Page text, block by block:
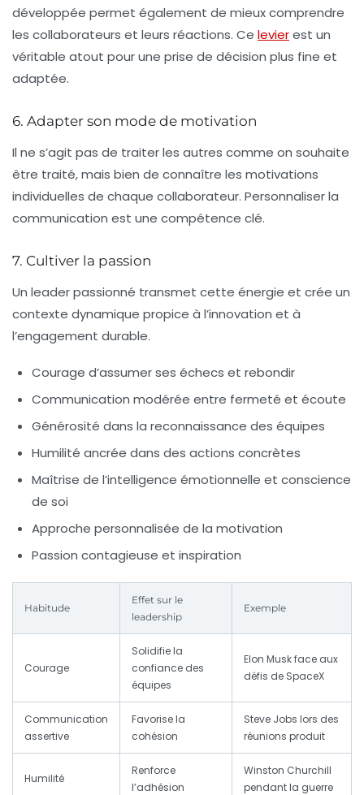
développée permet également de mieux comprendre
les collaborateurs et leurs réactions. Ce levierest un
véritable atout pour une prise de décision plus fine et
adaptée.
6. Adapter son mode de motivation
Il ne s’agit pas de traiter les autres comme on souhaite
être traité, mais bien de connaître les motivations
individuelles de chaque collaborateur. Personnaliser la
communication est une compétence clé.
7. Cultiver la passion
Un leader passionné transmet cette énergie et crée un
contexte dynamique propice à l’innovation et à
l’engagement durable.
Courage d’assumer ses échecs et rebondir
Communication modérée entre fermeté et écoute
Générosité dans la reconnaissance des équipes
Humilité ancrée dans des actions concrètes
Maîtrise de l’intelligence émotionnelle et conscience
de soi
Approche personnalisée de la motivation
Passion contagieuse et inspiration
Habitude
Effet sur le
leadership
Exemple
Courage
Solidifie la
confiance des
équipes
Elon Musk face aux
défis de SpaceX
Communication
assertive
Favorise la
cohésion
Steve Jobs lors des
réunions produit
Humilité
Renforce
l’adhésion
Winston Churchill
pendant la guerre